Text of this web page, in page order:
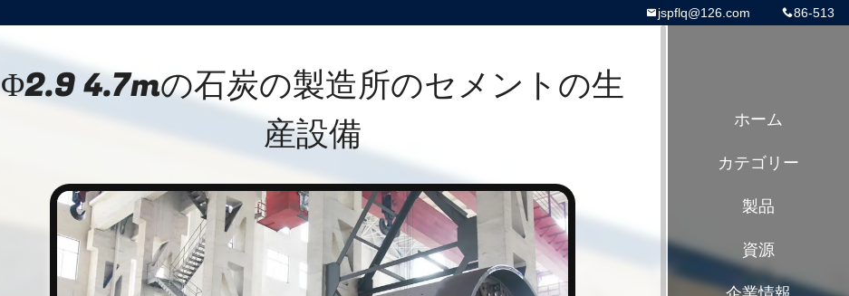
86-513
jspflq@126.com
Φ2.9 4.7mの石炭の製造所のセメントの生
産設備
ホーム
カテゴリー
製品
資源